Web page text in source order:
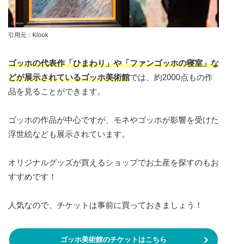
引用元：Klook
ゴッホの代表作「ひまわり」や「ファンゴッホの寝室」な
どが展示されているゴッホ美術館では、約2000点もの作
品を見ることができます。
ゴッホの作品が中心ですが、モネやゴッホが影響を受けた
浮世絵なども展示されています。
オリジナルグッズが買えるショップでお土産を探すのもお
すすめです！
人気なので、チケットは事前に買っておきましょう！
ゴッホ美術館のチケットはこちら